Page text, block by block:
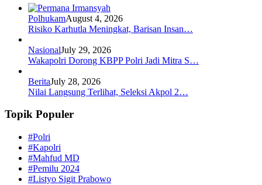
PolhukamAugust 4, 2026
Risiko Karhutla Meningkat, Barisan Insan…
NasionalJuly 29, 2026
Wakapolri Dorong KBPP Polri Jadi Mitra S…
BeritaJuly 28, 2026
Nilai Langsung Terlihat, Seleksi Akpol 2…
Topik Populer
#Polri
#Kapolri
#Mahfud MD
#Pemilu 2024
#Listyo Sigit Prabowo